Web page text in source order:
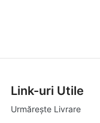
Link-uri Utile
Urmărește Livrare